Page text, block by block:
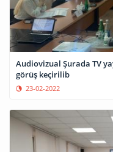
Audiovizual Şurada TV
görüş keçirilib
23-02-2022